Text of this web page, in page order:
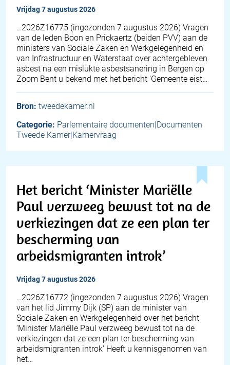
vrijdag 7 augustus 2026
… 2026Z16775 (ingezonden 7 augustus 2026) Vragen
van de leden Boon en Prickaertz (beiden PVV) aan de
ministers van Sociale Zaken en Werkgelegenheid en
van Infrastructuur en Waterstaat over achtergebleven
asbest na een mislukte asbestsanering in Bergen op
Zoom Bent u bekend met het bericht 'Gemeente eist…
Bron: tweedekamer.nl
Categorie: Parlementaire documenten|Documenten
Tweede Kamer|Kamervraag
Het bericht ‘Minister Mariëlle
Paul verzweeg bewust tot na de
verkiezingen dat ze een plan ter
bescherming van
arbeidsmigranten introk’
vrijdag 7 augustus 2026
… 2026Z16772 (ingezonden 7 augustus 2026) Vragen
van het lid Jimmy Dijk (SP) aan de minister van
Sociale Zaken en Werkgelegenheid over het bericht
‘Minister Mariëlle Paul verzweeg bewust tot na de
verkiezingen dat ze een plan ter bescherming van
arbeidsmigranten introk’ Heeft u kennisgenomen van
het…